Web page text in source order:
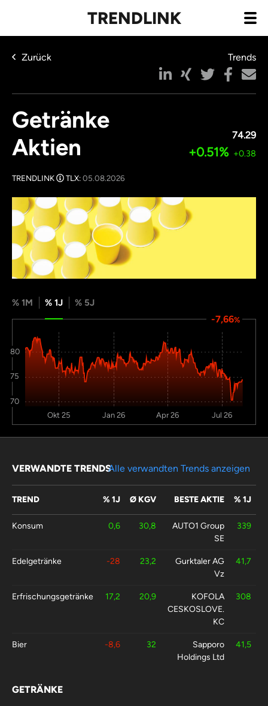
TRENDLINK
Zurück Trends
Getränke
Aktien
TRENDLINK TLX:05.08.2026
74.29
+0.51% +0.38
% 1M % 1J % 5J
-7,66%
70
75
80
Okt 25 Jan 26 Apr 26 Jul 26
VERWANDTE TRENDS
TREND % 1J Ø KGV BESTE AKTIE % 1J
Konsum 0,6 30,8
AUTO1 Group
SE
339
Edelgetränke -28 23,2
Gurktaler AG
Vz
41,7
Erfrischungsgetränke 17,2 20,9
KOFOLA
CESKOSLOVE.
KC
308
Bier -8,6 32
Sapporo
Holdings Ltd
41,5
Alle verwandten Trends anzeigen
GETRÄNKE